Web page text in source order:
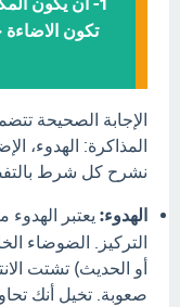
الإجابة الصحيحة
المذاكرة: الهدوء،
نشرح كل شرط
الهدوء: يعتبر
التركيز. الضوضاء
أو الحديث) تشتت
صعوبة. تخيل أنك